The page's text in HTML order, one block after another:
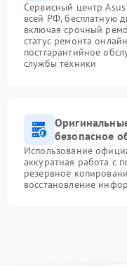
Сервисный центр
всей РФ, бесплатную
включая срочный
статус ремонта
постгарантийное
службы техники
безопасное
Использование
аккуратная работа с
резервное
восстановление